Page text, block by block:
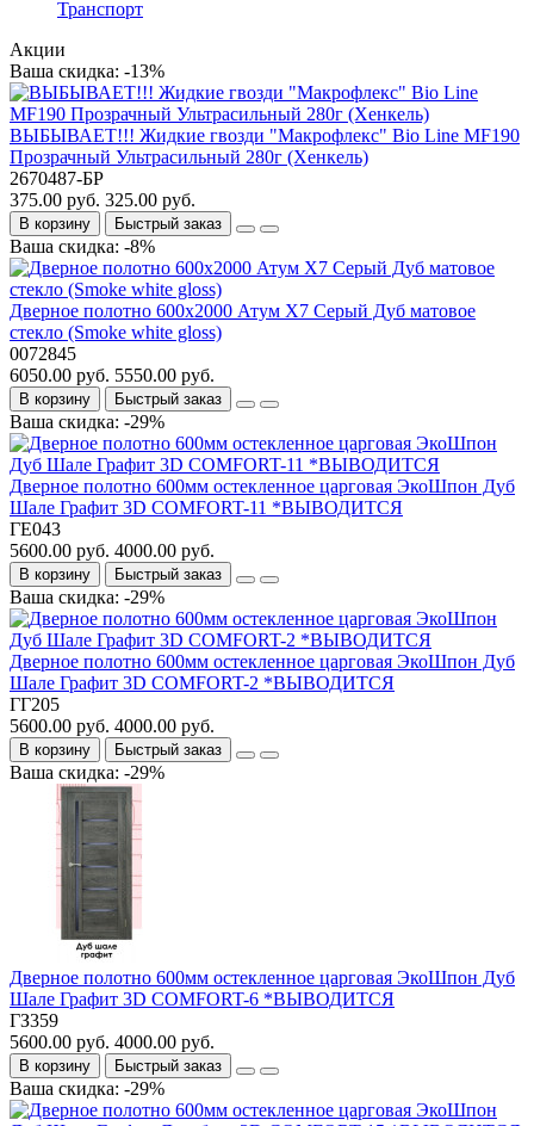
Транспорт
Акции
Ваша скидка: -13%
ВЫБЫВАЕТ!!! Жидкие гвозди "Макрофлекс" Bio Line MF190
Прозрачный Ультрасильный 280г (Хенкель)
2670487-БР
375.00 руб. 325.00 руб.
В корзину Быстрый заказ
Ваша скидка: -8%
Дверное полотно 600x2000 Атум Х7 Серый Дуб матовое
стекло (Smoke white gloss)
0072845
6050.00 руб. 5550.00 руб.
В корзину Быстрый заказ
Ваша скидка: -29%
Дверное полотно 600мм остекленное царговая ЭкоШпон Дуб
Шале Графит 3D COMFORT-11 *ВЫВОДИТСЯ
ГЕ043
5600.00 руб. 4000.00 руб.
В корзину Быстрый заказ
Ваша скидка: -29%
Дверное полотно 600мм остекленное царговая ЭкоШпон Дуб
Шале Графит 3D COMFORT-2 *ВЫВОДИТСЯ
ГГ205
5600.00 руб. 4000.00 руб.
В корзину Быстрый заказ
Ваша скидка: -29%
Дверное полотно 600мм остекленное царговая ЭкоШпон Дуб
Шале Графит 3D COMFORT-6 *ВЫВОДИТСЯ
ГЗ359
5600.00 руб. 4000.00 руб.
В корзину Быстрый заказ
Ваша скидка: -29%